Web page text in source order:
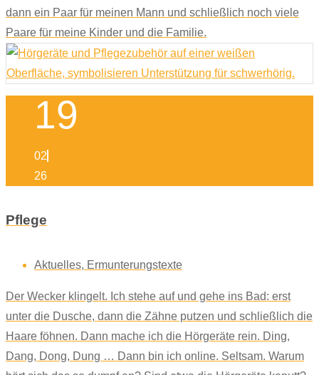
dann ein Paar für meinen Mann und schließlich noch viele
Paare für meine Kinder und die Familie.
19
02
26
Pflege
Aktuelles, Ermunterungstexte
Der Wecker klingelt. Ich stehe auf und gehe ins Bad: erst
unter die Dusche, dann die Zähne putzen und schließlich die
Haare föhnen. Dann mache ich die Hörgeräte rein. Ding,
Dang, Dong, Dung … Dann bin ich online. Seltsam. Warum